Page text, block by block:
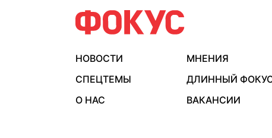
НОВОСТИ МНЕНИЯ
СПЕЦТЕМЫ
ДЛИННЫЙ
О НАС
ВАКАНСИИ